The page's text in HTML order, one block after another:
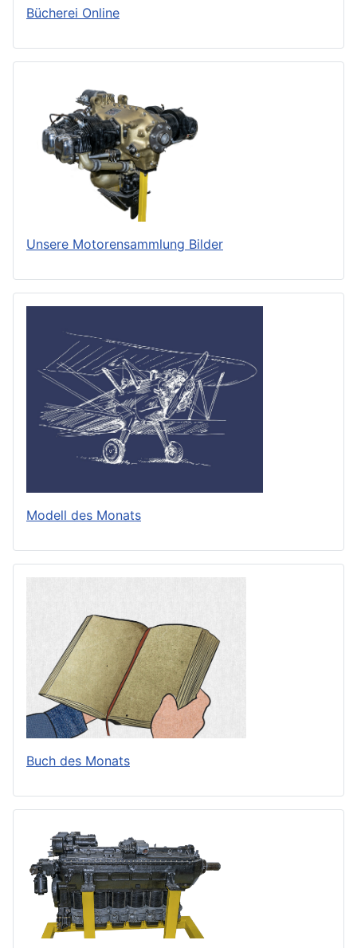
Bücherei Online
Unsere Motorensammlung Bilder
Modell des Monats
Buch des Monats